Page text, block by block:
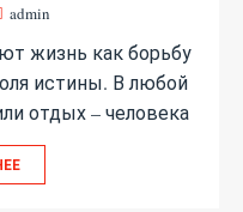
admin
жизнь как борьбу
истины. В любой
отдых – человека